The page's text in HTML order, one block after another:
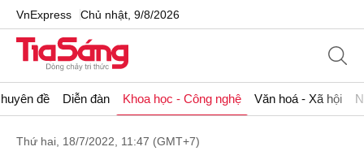
VnExpress Chủ nhật, 9/8/2026
đề Diễn đàn Khoa học - Công nghệ Văn hoá - Xã hội
Thứ hai, 18/7/2022, 11:47 (GMT+7)